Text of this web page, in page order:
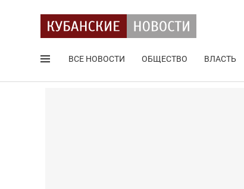
ВСЕ НОВОСТИ ОБЩЕСТВО ВЛАСТЬ